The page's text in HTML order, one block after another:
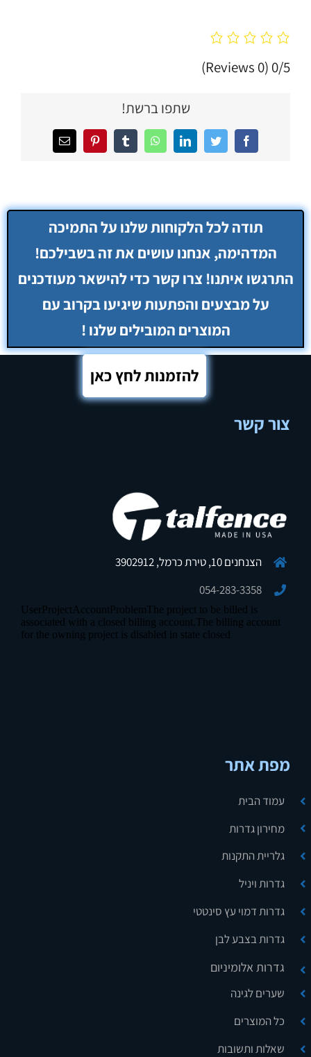
0/5
(0 Reviews)
שתפו ברשת!
Facebook
Twitter
LinkedIn
WhatsApp
Tumblr
Pinterestכתובת
דואר
צור קשר
להזמנות לחץ כאן
הצנחנים 10, טירת כרמל, 3902912
054-283-3358
מפת אתר
עמוד הבית
מחירון גדרות
גלריית התקנות
גדרות ויניל
גדרות דמוי עץ סינטטי
גדרות בצבע לבן
גדרות אלומיניום
שערים לגינה
כל המוצרים
שאלות ותשובות